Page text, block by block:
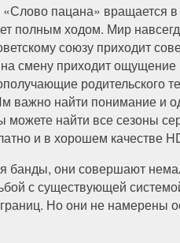
пацана» вращается в
полным ходом. Мир
союзу приходит
смену приходит
родительского
важно найти понимание и
найти все сезоны
и в хорошем качестве
банды, они совершают
с существующей
Но они не намерены